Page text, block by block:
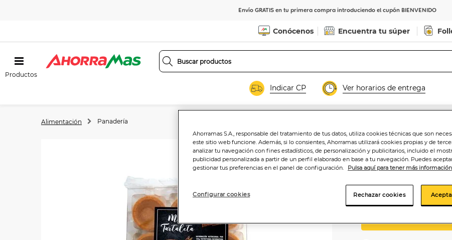
Envío GRATIS en tu primera compra introduciendo el cupón BIENVENIDO
Conócenos Encuentra tu súper
Productos
Indicar CP Ver horarios de entrega
Alimentación Panadería
Mini tartaleta
23,69€/kilo
Ahorramas S.A., responsable del tratamiento de tus datos, utiliza cookies técnicas que son
este sitio web funcione. Además, si lo consientes, Ahorramas utilizará cookies propias y de
analizar tu navegación con fines estadísticos, de personalización y publicitarios, incluido el
publicidad personalizada a partir de un perfil elaborado en base a tu navegación. Puedes
gestionar tus preferencias en el panel de configuración.
Pulsa aquí para tener más información
Configurar cookies Rechazar cookies